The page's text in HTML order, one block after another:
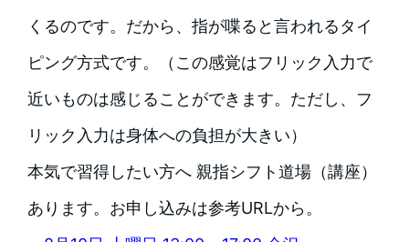
くるのです。だから、指が喋ると言われるタイ
ピング方式です。（この感覚はフリック入力で
近いものは感じることができます。ただし、フ
リック入力は身体への負担が大きい）
本気で習得したい方へ 親指シフト道場（講座）
あります。お申し込みは参考URLから。